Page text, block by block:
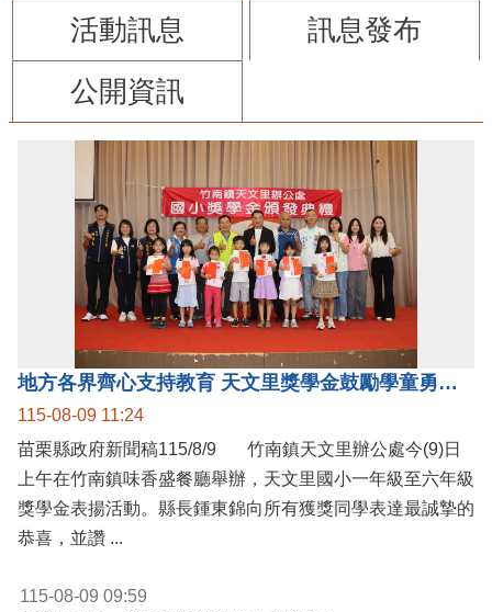
活動訊息
訊息發布
公開資訊
地方各界齊心支持教育 天文里獎學金鼓勵學童勇敢追夢
115-08-09 11:24
苗栗縣政府新聞稿115/8/9 竹南鎮天文里辦公處今(9)日
上午在竹南鎮味香盛餐廳舉辦，天文里國小一年級至六年級
獎學金表揚活動。縣長鍾東錦向所有獲獎同學表達最誠摯的
恭喜，並讚 ...
115-08-09 09:59